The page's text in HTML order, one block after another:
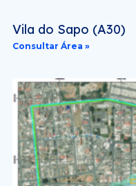
Vila do Sapo (A30)
Consultar Área »